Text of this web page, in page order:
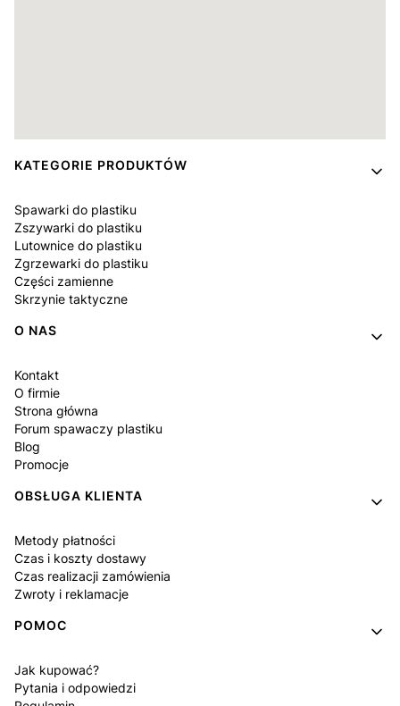
Linki w stopce
KATEGORIE PRODUKTÓW
Spawarki do plastiku
Zszywarki do plastiku
Lutownice do plastiku
Zgrzewarki do plastiku
Części zamienne
Skrzynie taktyczne
O NAS
Kontakt
O firmie
Strona główna
Forum spawaczy plastiku
Blog
Promocje
OBSŁUGA KLIENTA
Metody płatności
Czas i koszty dostawy
Czas realizacji zamówienia
Zwroty i reklamacje
POMOC
Jak kupować?
Pytania i odpowiedzi